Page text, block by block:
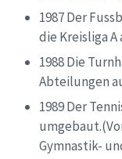
1987 Der
die Kreisliga A
1988 Die
Abteilungen
1989 Der
Gymnastik-